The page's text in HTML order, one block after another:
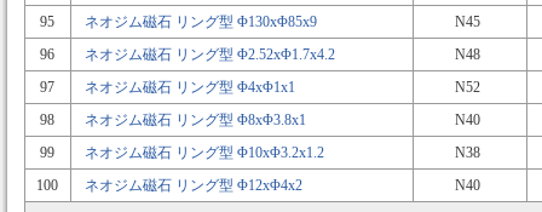
95
ネオジム磁石 リング型 Φ130xΦ85x9
N45
96
ネオジム磁石 リング型 Φ2.52xΦ1.7x4.2
N48
97
ネオジム磁石 リング型 Φ4xΦ1x1
N52
98
ネオジム磁石 リング型 Φ8xΦ3.8x1
N40
99
ネオジム磁石 リング型 Φ10xΦ3.2x1.2
N38
100
ネオジム磁石 リング型 Φ12xΦ4x2 N40